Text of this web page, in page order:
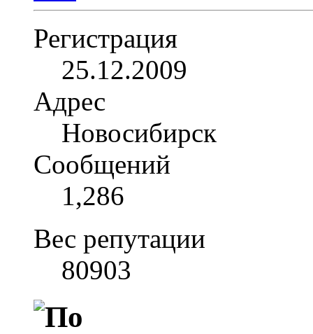
Регистрация
25.12.2009
Адрес
Новосибирск
Сообщений
1,286
Вес репутации
80903